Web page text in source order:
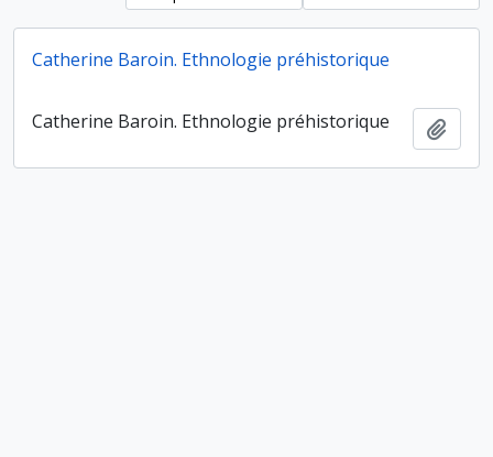
Catherine Baroin. Ethnologie préhistorique
Catherine Baroin. Ethnologie préhistorique